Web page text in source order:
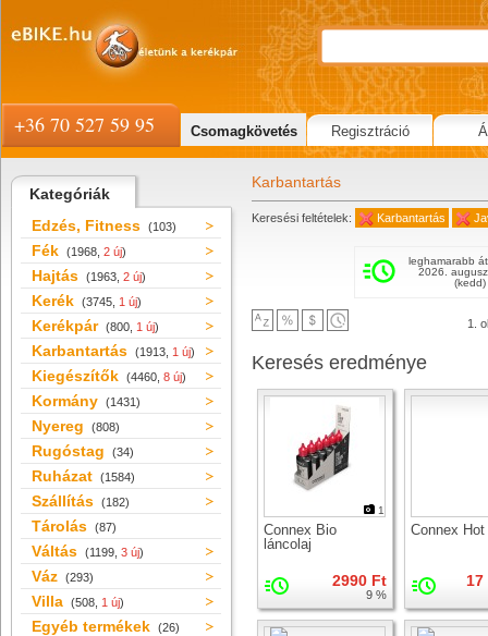
Kategóriák
Edzés, Fitness (103)
Fék (1968, 2 új)
Hajtás (1963, 2 új)
Kerék (3745, 1 új)
Kerékpár (800, 1 új)
Karbantartás (1913, 1 új)
Kiegészítők (4460, 8 új)
Kormány (1431)
Nyereg (808)
Rugóstag (34)
Ruházat (1584)
Szállítás (182)
Tárolás (87)
Váltás (1199, 3 új)
Váz (293)
Villa (508, 1 új)
Egyéb termékek (26)
Karbantartás
Keresési feltételek: Karbantartás
leghamarabb
2026.
(kedd)
1.
Keresés eredménye
1
Connex Bio
láncolaj
2990 Ft
9 %
Connex
17
+36 70 527 59 95 Csomagkövetés Regisztráció